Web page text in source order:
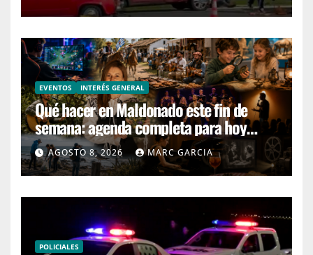
EVENTOS INTERÉS GENERAL
Qué hacer en Maldonado este fin de
semana: agenda completa para hoy
sábado y mañana domingo
AGOSTO 8, 2026 MARC GARCIA
POLICIALES